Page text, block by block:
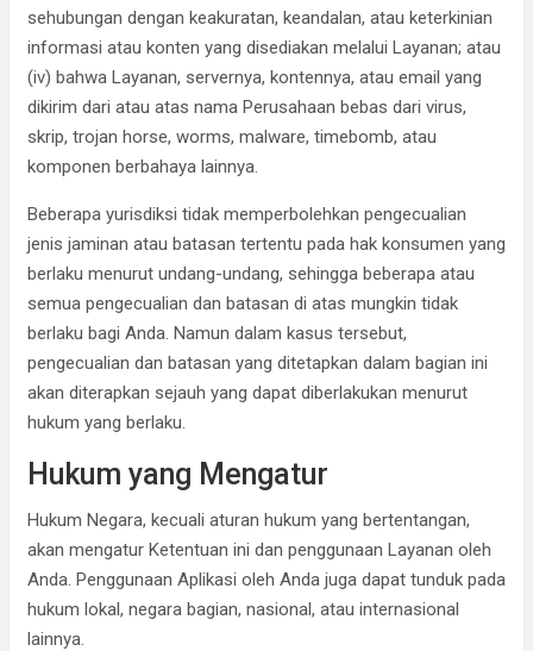
sehubungan dengan keakuratan, keandalan, atau keterkinian
informasi atau konten yang disediakan melalui Layanan; atau
(iv) bahwa Layanan, servernya, kontennya, atau email yang
dikirim dari atau atas nama Perusahaan bebas dari virus,
skrip, trojan horse, worms, malware, timebomb, atau
komponen berbahaya lainnya.
Beberapa yurisdiksi tidak memperbolehkan pengecualian
jenis jaminan atau batasan tertentu pada hak konsumen yang
berlaku menurut undang-undang, sehingga beberapa atau
semua pengecualian dan batasan di atas mungkin tidak
berlaku bagi Anda. Namun dalam kasus tersebut,
pengecualian dan batasan yang ditetapkan dalam bagian ini
akan diterapkan sejauh yang dapat diberlakukan menurut
hukum yang berlaku.
Hukum yang Mengatur
Hukum Negara, kecuali aturan hukum yang bertentangan,
akan mengatur Ketentuan ini dan penggunaan Layanan oleh
Anda. Penggunaan Aplikasi oleh Anda juga dapat tunduk pada
hukum lokal, negara bagian, nasional, atau internasional
lainnya.